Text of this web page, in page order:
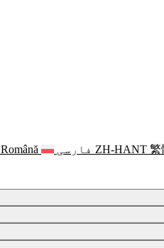
ZH-HANT 繁 فارسی Română